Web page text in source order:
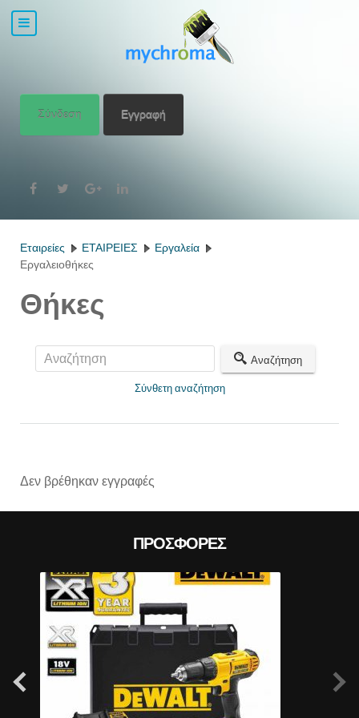
Σύνδεση Εγγραφή
Εταιρείες ΕΤΑΙΡΕΙΕΣ
Εργαλεία
Εργαλειοθήκες
Θήκες
Αναζήτηση
Σύνθετη αναζήτηση
Δεν βρέθηκαν εγγραφές
ΠΡΟΣΦΟΡΈΣ